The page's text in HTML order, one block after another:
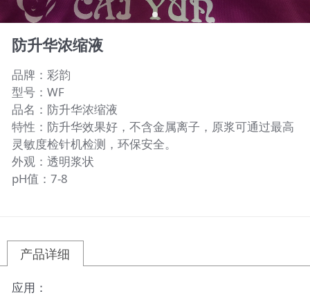
防升华浓缩液
品牌：彩韵
型号：WF
品名：防升华浓缩液
特性：防升华效果好，不含金属离子，原浆可通过最高
灵敏度检针机检测，环保安全。
外观：透明浆状
pH值：7-8
产品详细
应用：